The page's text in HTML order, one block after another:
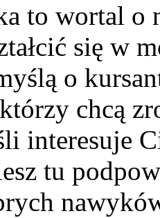
to wortal o
się w
o
chcą
interesuje
tu